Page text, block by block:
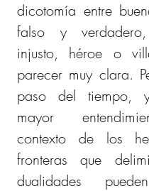
dicotomía entre
falso y
injusto, héroe o
parecer muy clara.
paso del tiempo,
mayor
contexto de los
fronteras que
dualidades